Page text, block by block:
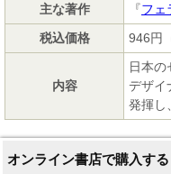
主な著作
『フェ
税込価格
946円
内容
日本
デザイ
発揮し
オンライン書店で購入する